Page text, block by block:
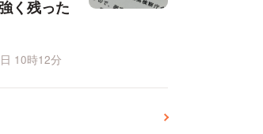
く残った
10時12分